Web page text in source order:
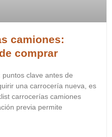
camiones:
comprar
clave antes de
una carrocería nueva, es
carrocerías camiones
previa permite